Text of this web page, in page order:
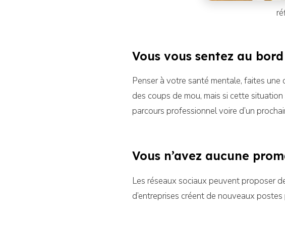
Vous vous sentez au
Penser à votre santé mentale, faites une
des coups de mou, mais si cette
parcours professionnel voire d’un
Vous n’avez aucune
Les réseaux sociaux peuvent proposer
d’entreprises créent de nouveaux